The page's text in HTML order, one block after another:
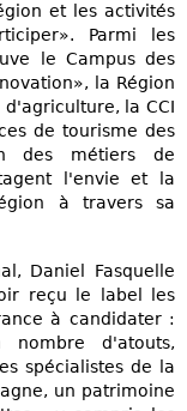
et les activités
Parmi les
le Campus des
la Région
la CCI
de tourisme des
des métiers de
l'envie et la
à travers sa
Daniel Fasquelle
reçu le label les
à candidater :
d'atouts,
spécialistes de la
un patrimoine